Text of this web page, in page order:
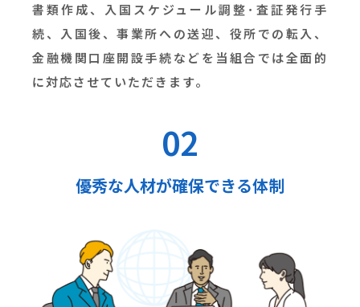
書類作成、入国スケジュール調整･査証発行手
続、入国後、事業所への送迎、役所での転入、
金融機関口座開設手続などを当組合では全面的
に対応させていただきます。
02
優秀な人材が確保できる体制